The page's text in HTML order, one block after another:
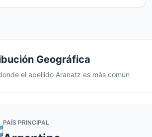
Geográfica
el apellido Aranatz es más común
PAÍS PRINCIPAL